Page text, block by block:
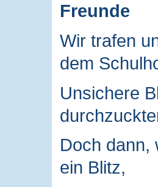
Freunde
Wir trafen
dem
Unsichere
Doch dann,
ein Blitz,